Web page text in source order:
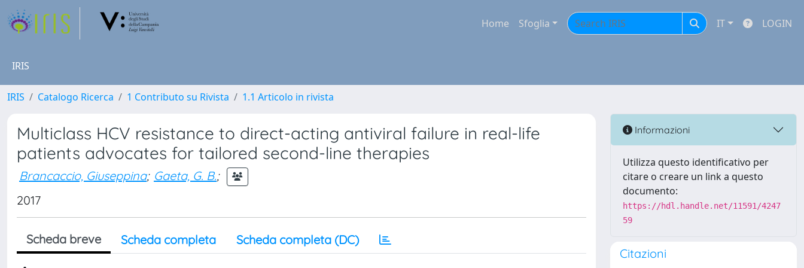
Home Sfoglia IT LOGIN
IRIS
IRIS Catalogo Ricerca 1 Contributo su Rivista 1.1 Articolo in rivista
Multiclass HCV resistance to direct-acting antiviral failure in real-life
patients advocates for tailored second-line therapies
Brancaccio, Giuseppina; Gaeta, G. B.;
2017
Scheda breve Scheda completa Scheda completa (DC)
Informazioni
Utilizza questo identificativo per
citare o creare un link a questo
documento:
https://hdl.handle.net/11591/4247
59
Citazioni